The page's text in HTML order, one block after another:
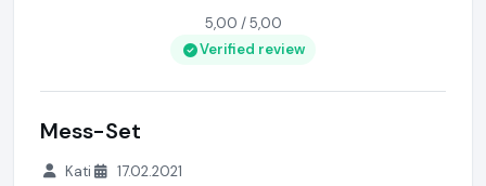
5,00 / 5,00
Verified review
Mess-Set
Kati 17.02.2021